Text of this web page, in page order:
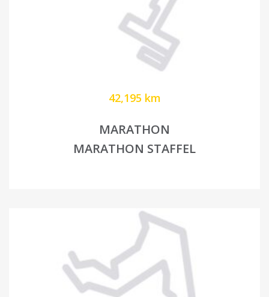
42,195 km
MARATHON
MARATHON STAFFEL